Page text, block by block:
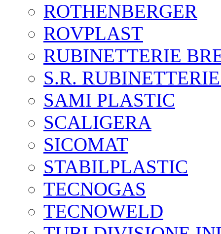
ROTHENBERGER
ROVPLAST
RUBINETTERIE
S.R.
SAMI PLASTIC
SCALIGERA
SICOMAT
STABILPLASTIC
TECNOGAS
TECNOWELD